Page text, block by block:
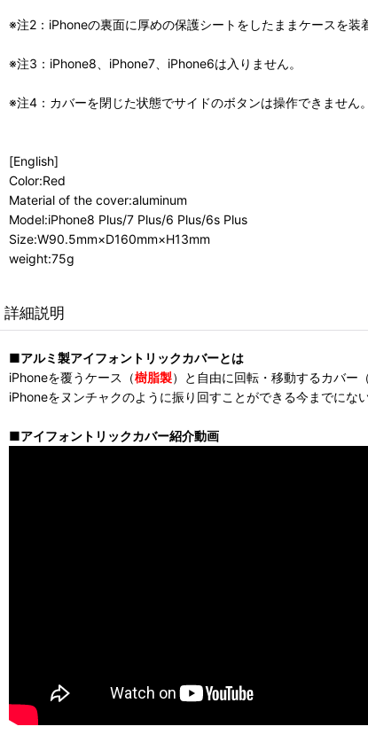
※注2：iPhoneの裏面に厚めの保護シートをしたままケースを装
※注3：iPhone8、iPhone7、iPhone6は入りません。
※注4：カバーを閉じた状態でサイドのボタンは操作できません。
[English]
Color:Red
Material of the cover:aluminum
Model:iPhone8 Plus/7 Plus/6 Plus/6s Plus
Size:W90.5mm×D160mm×H13mm
weight:75g
詳細説明
■アルミ製アイフォントリックカバーとは
iPhoneを覆うケース（樹脂製）と自由に回転・移動するカバー（
iPhoneをヌンチャクのように振り回すことができる今までにな
■アイフォントリックカバー紹介動画